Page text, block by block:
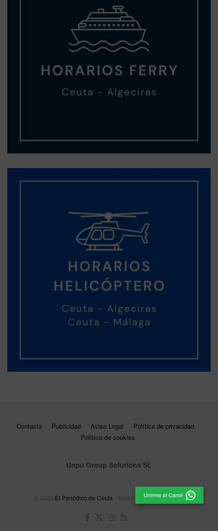
Contacta Publicidad Aviso Legal
Política de privacidad
Política de cookies
Unpu Group Solutions SL
© 2025 El Periódico de Ceuta - Medio de Comunicación